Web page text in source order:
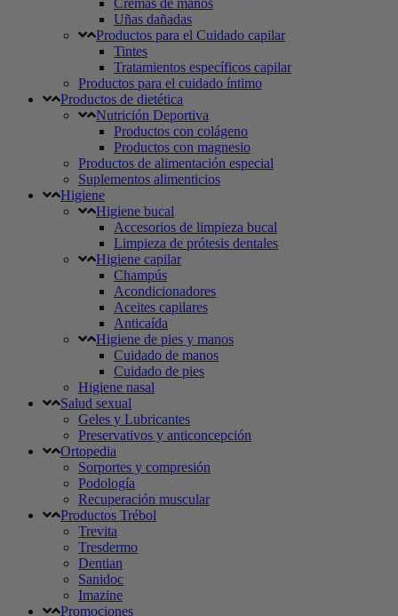
Cremas de manos
Uñas dañadas
Productos para el Cuidado capilar
Tintes
Tratamientos específicos capilar
Productos para el cuidado íntimo
Productos de dietética
Nutrición Deportiva
Productos con colágeno
Productos con magnesio
Productos de alimentación especial
Suplementos alimenticios
Higiene
Higiene bucal
Accesorios de limpieza bucal
Limpieza de prótesis dentales
Higiene capilar
Champús
Acondicionadores
Aceites capilares
Anticaída
Higiene de pies y manos
Cuidado de manos
Cuidado de pies
Higiene nasal
Salud sexual
Geles y Lubricantes
Preservativos y anticoncepción
Ortopedia
Sorportes y compresión
Podología
Recuperación muscular
Productos Trébol
Trevita
Tresdermo
Dentian
Sanidoc
Imazine
Promociones